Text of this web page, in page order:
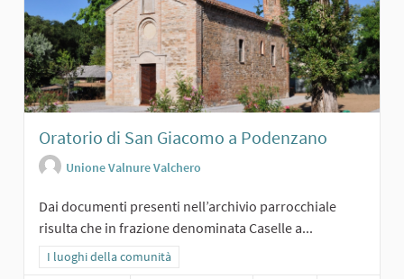
Oratorio di San Giacomo a Podenzano
Unione Valnure Valchero
Dai documenti presenti nell’archivio parrocchiale
risulta che in frazione denominata Caselle a...
Filtra i risultati per categoria: I luoghi della comunità
I luoghi della comunità